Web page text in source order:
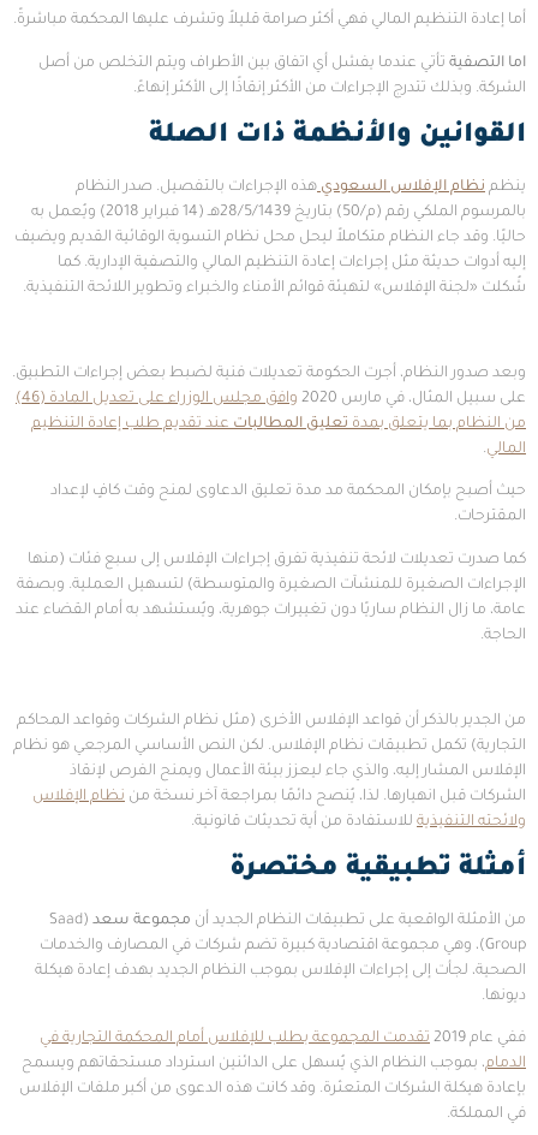
أما إعادة التنظيم المالي فهي أكثر صرامة قليلاً وتشرف عليها المحكمة مباشرةً.
اما التصفية تأتي عندما يفشل أي اتفاق بين الأطراف ويتم التخلص من أصل
الشركة. وبذلك تتدرج الإجراءات من الأكثر إنقاذًا إلى الأكثر إنهاءً.
القوانين والأنظمة ذات الصلة
ينظم نظام الإفلاس السعودي هذه الإجراءات بالتفصيل. صدر النظام
بالمرسوم الملكي رقم (م/50) بتاريخ 28/5/1439هـ (14 فبراير 2018) ويُعمل به
حاليًا. وقد جاء النظام متكاملاً ليحل محل نظام التسوية الوقائية القديم ويضيف
إليه أدوات حديثة مثل إجراءات إعادة التنظيم المالي والتصفية الإدارية. كما
شُكلت «لجنة الإفلاس» لتهيئة قوائم الأمناء والخبراء وتطوير اللائحة التنفيذية.
وبعد صدور النظام، أجرت الحكومة تعديلات فنية لضبط بعض إجراءات التطبيق.
على سبيل المثال، في مارس 2020
وافق مجلس الوزراء على تعديل المادة (46)
من النظام بما يتعلق بمدةتعليق المطالباتعند تقديم طلب إعادة التنظيم
المالي.
حيث أصبح بإمكان المحكمة مد مدة تعليق الدعاوى لمنح وقت كافٍ لإعداد
المقترحات.
كما صدرت تعديلات لائحة تنفيذية تفرق إجراءات الإفلاس إلى سبع فئات (منها
الإجراءات الصغيرة للمنشآت الصغيرة والمتوسطة) لتسهيل العملية. وبصفة
عامة، ما زال النظام ساريًا دون تغييرات جوهرية، ويُستشهد به أمام القضاء عند
الحاجة.
من الجدير بالذكر أن قواعد الإفلاس الأخرى (مثل نظام الشركات وقواعد المحاكم
التجارية) تكمل تطبيقات نظام الإفلاس. لكن النص الأساسي المرجعي هو نظام
الإفلاس المشار إليه، والذي جاء ليعزز بيئة الأعمال ويمنح الفرص لإنقاذ
الشركات قبل انهيارها. لذا، يُنصح دائمًا بمراجعة آخر نسخة من نظام الإفلاس
ولائحته التنفيذية للاستفادة من أية تحديثات قانونية.
أمثلة تطبيقية مختصرة
من الأمثلة الواقعية على تطبيقات النظام الجديد أن مجموعة سعد
(Saad
Group)، وهي مجموعة اقتصادية كبيرة تضم شركات في المصارف والخدمات
الصحية، لجأت إلى إجراءات الإفلاس بموجب النظام الجديد بهدف إعادة هيكلة
ديونها.
ففي عام 2019
تقدمت المجموعة بطلب للإفلاس أمام المحكمة التجارية في
الدمام، بموجب النظام الذي يُسهل على الدائنين استرداد مستحقاتهم ويسمح
بإعادة هيكلة الشركات المتعثرة. وقد كانت هذه الدعوى من أكبر ملفات الإفلاس
في المملكة.